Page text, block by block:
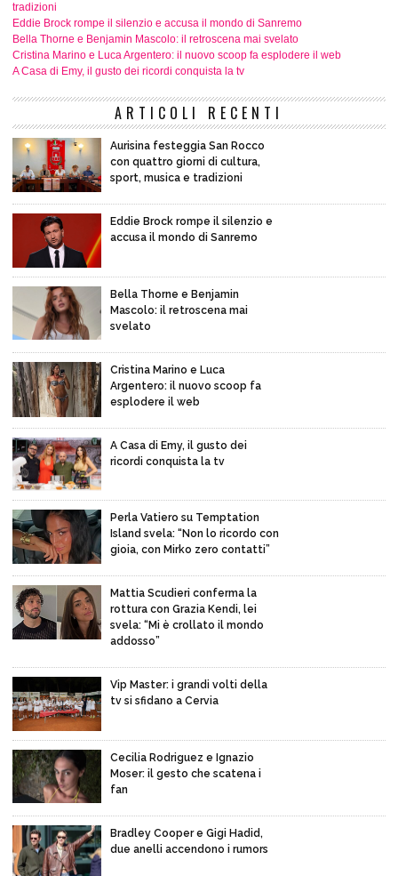
tradizioni
Eddie Brock rompe il silenzio e accusa il mondo di Sanremo
Bella Thorne e Benjamin Mascolo: il retroscena mai svelato
Cristina Marino e Luca Argentero: il nuovo scoop fa esplodere il web
A Casa di Emy, il gusto dei ricordi conquista la tv
ARTICOLI RECENTI
Aurisina festeggia San Rocco
con quattro giorni di cultura,
sport, musica e tradizioni
Eddie Brock rompe il silenzio e
accusa il mondo di Sanremo
Bella Thorne e Benjamin
Mascolo: il retroscena mai
svelato
Cristina Marino e Luca
Argentero: il nuovo scoop fa
esplodere il web
A Casa di Emy, il gusto dei
ricordi conquista la tv
Perla Vatiero su Temptation
Island svela: “Non lo ricordo con
gioia, con Mirko zero contatti”
Mattia Scudieri conferma la
rottura con Grazia Kendi, lei
svela: “Mi è crollato il mondo
addosso”
Vip Master: i grandi volti della
tv si sfidano a Cervia
Cecilia Rodriguez e Ignazio
Moser: il gesto che scatena i
fan
Bradley Cooper e Gigi Hadid,
due anelli accendono i rumors